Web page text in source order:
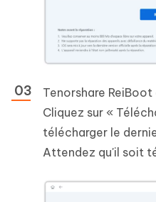
Tenorshare
Cliquez sur «
télécharger le
Attendez qu'il soit